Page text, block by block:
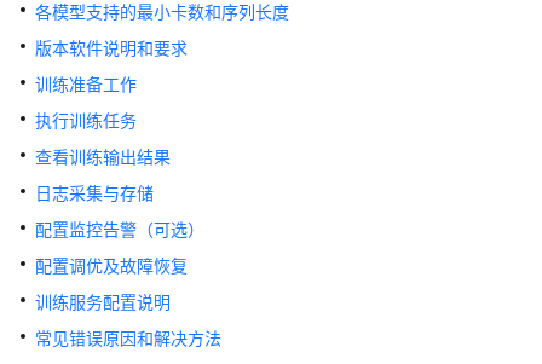
品
介
绍
计
费
说
明
快
速
入
门
各模型支持的最小卡数和序列长度
版本软件说明和要求
训练准备工作
执行训练任务
查看训练输出结果
日志采集与存储
配置监控告警（可选）
配置调优及故障恢复
训练服务配置说明
常见错误原因和解决方法